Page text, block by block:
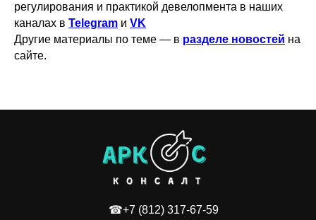
регулирования и практикой девелопмента в наших
каналах в Telegram и VK
Другие материалы по теме — в разделе новостей на
сайте.
☎+7 (812) 317-67-59